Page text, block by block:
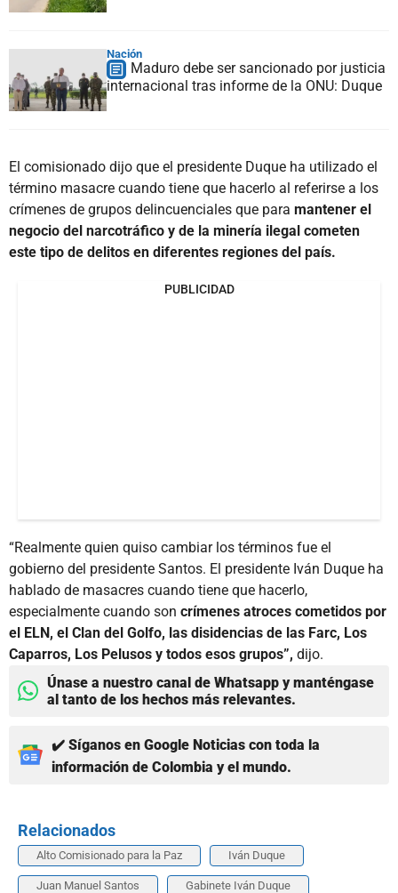
Nación
Maduro debe ser sancionado por justicia
internacional tras informe de la ONU: Duque
El comisionado dijo que el presidente Duque ha utilizado el
término masacre cuando tiene que hacerlo al referirse a los
crímenes de grupos delincuenciales que para mantener el
negocio del narcotráfico y de la minería ilegal cometen
este tipo de delitos en diferentes regiones del país.
PUBLICIDAD
“Realmente quien quiso cambiar los términos fue el
gobierno del presidente Santos. El presidente Iván Duque ha
hablado de masacres cuando tiene que hacerlo,
especialmente cuando son crímenes atroces cometidos por
el ELN, el Clan del Golfo, las disidencias de las Farc, Los
Caparros, Los Pelusos y todos esos grupos”, dijo.
Únase a nuestro canal de Whatsapp y manténgase
al tanto de los hechos más relevantes.
✔️ Síganos en Google Noticias con toda la
información de Colombia y el mundo.
Relacionados
Alto Comisionado para la Paz Iván Duque
Juan Manuel Santos Gabinete Iván Duque